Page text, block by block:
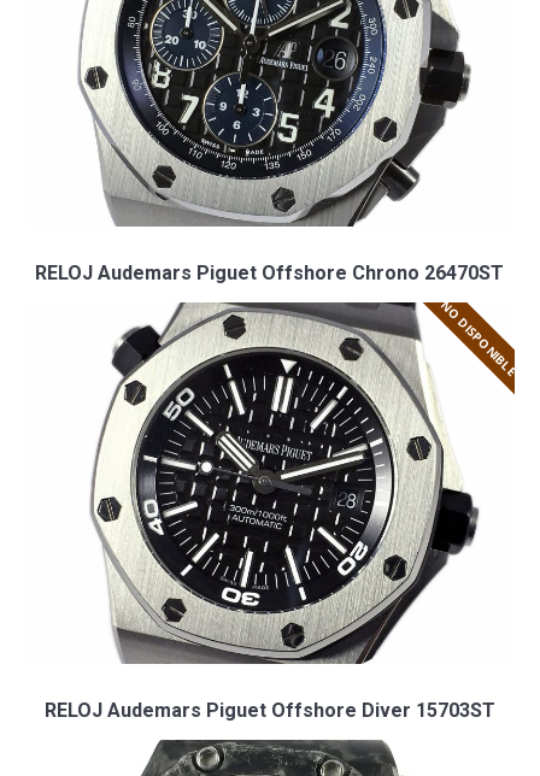
RELOJ Audemars Piguet Offshore Chrono 26470ST
NO DISPONIBLE
RELOJ Audemars Piguet Offshore Diver 15703ST